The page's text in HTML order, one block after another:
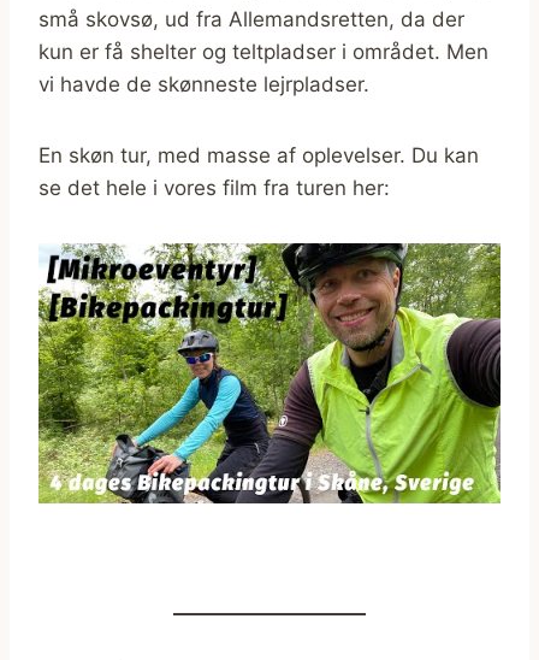
små skovsø, ud fra Allemandsretten, da der
kun er få shelter og teltpladser i området. Men
vi havde de skønneste lejrpladser.
En skøn tur, med masse af oplevelser. Du kan
se det hele i vores film fra turen her: